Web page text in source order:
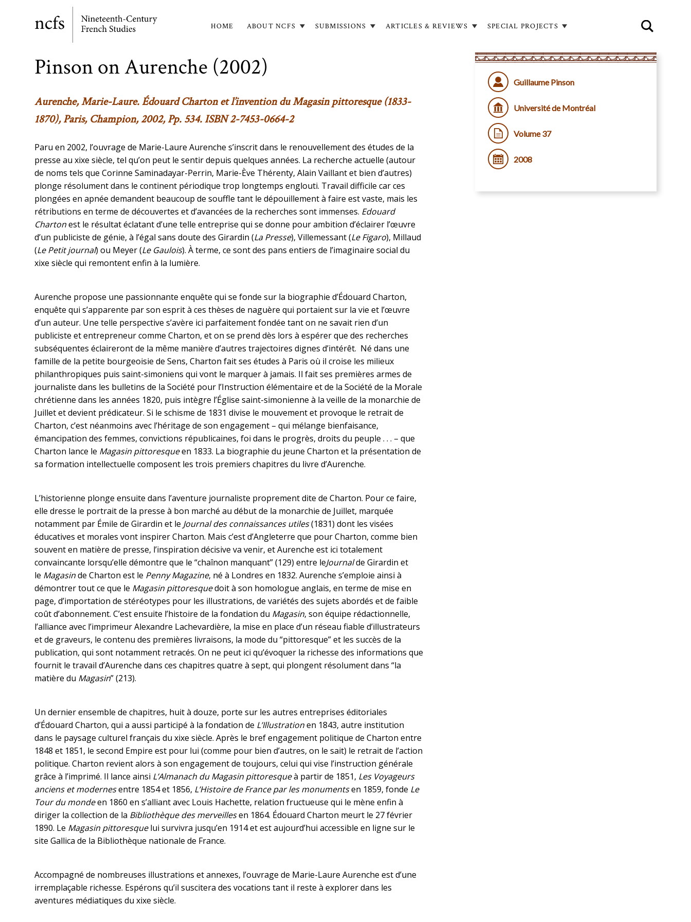
Main
navigation
HOME ABOUT NCFS SUBMISSIONS ARTICLES & REVIEWS SPECIAL PROJECTS
Pinson on Aurenche (2002)
Aurenche, Marie-Laure.Édouard Charton et l’invention duMagasin pittoresque(1833-
1870), Paris, Champion, 2002, Pp. 534. ISBN 2-7453-0664-2
Paru en 2002, l’ouvrage de Marie-Laure Aurenche s’inscrit dans le renouvellement des études de la
presse au xixe siècle, tel qu’on peut le sentir depuis quelques années. La recherche actuelle (autour
de noms tels que Corinne Saminadayar-Perrin, Marie-Ève Thérenty, Alain Vaillant et bien d’autres)
plonge résolument dans le continent périodique trop longtemps englouti. Travail difficile car ces
plongées en apnée demandent beaucoup de souffle tant le dépouillement à faire est vaste, mais les
rétributions en terme de découvertes et d’avancées de la recherches sont immenses. Edouard
Chartonest le résultat éclatant d’une telle entreprise qui se donne pour ambition d’éclairer l’œuvre
d’un publiciste de génie, à l’égal sans doute des Girardin (La Presse), Villemessant (Le Figaro), Millaud
(Le Petit journal) ou Meyer (Le Gaulois). À terme, ce sont des pans entiers de l’imaginaire social du
xixe siècle qui remontent enfin à la lumière.
Aurenche propose une passionnante enquête qui se fonde sur la biographie d’Édouard Charton,
enquête qui s’apparente par son esprit à ces thèses de naguère qui portaient sur la vie et l’œuvre
d’un auteur. Une telle perspective s’avère ici parfaitement fondée tant on ne savait rien d’un
publiciste et entrepreneur comme Charton, et on se prend dès lors à espérer que des recherches
subséquentes éclaireront de la même manière d’autres trajectoires dignes d’intérêt. Né dans une
famille de la petite bourgeoisie de Sens, Charton fait ses études à Paris où il croise les milieux
philanthropiques puis saint-simoniens qui vont le marquer à jamais. Il fait ses premières armes de
journaliste dans les bulletins de la Société pour l’Instruction élémentaire et de la Société de la Morale
chrétienne dans les années 1820, puis intègre l’Église saint-simonienne à la veille de la monarchie de
Juillet et devient prédicateur. Si le schisme de 1831 divise le mouvement et provoque le retrait de
Charton, c’est néanmoins avec l’héritage de son engagement – qui mélange bienfaisance,
émancipation des femmes, convictions républicaines, foi dans le progrès, droits du peuple . . . – que
Charton lance le Magasin pittoresqueen 1833. La biographie du jeune Charton et la présentation de
sa formation intellectuelle composent les trois premiers chapitres du livre d’Aurenche.
L’historienne plonge ensuite dans l’aventure journaliste proprement dite de Charton. Pour ce faire,
elle dresse le portrait de la presse à bon marché au début de la monarchie de Juillet, marquée
notamment par Émile de Girardin et le Journal des connaissances utiles(1831) dont les visées
éducatives et morales vont inspirer Charton. Mais c’est d’Angleterre que pour Charton, comme bien
souvent en matière de presse, l’inspiration décisive va venir, et Aurenche est ici totalement
convaincante lorsqu’elle démontre que le “chaînon manquant” (129) entre leJournalde Girardin et
le Magasinde Charton est le Penny Magazine, né à Londres en 1832. Aurenche s’emploie ainsi à
démontrer tout ce que le Magasin pittoresquedoit à son homologue anglais, en terme de mise en
page, d’importation de stéréotypes pour les illustrations, de variétés des sujets abordés et de faible
coût d’abonnement. C’est ensuite l’histoire de la fondation du Magasin, son équipe rédactionnelle,
l’alliance avec l’imprimeur Alexandre Lachevardière, la mise en place d’un réseau fiable d’illustrateurs
et de graveurs, le contenu des premières livraisons, la mode du “pittoresque” et les succès de la
publication, qui sont notamment retracés. On ne peut ici qu’évoquer la richesse des informations que
fournit le travail d’Aurenche dans ces chapitres quatre à sept, qui plongent résolument dans “la
matière du Magasin” (213).
Un dernier ensemble de chapitres, huit à douze, porte sur les autres entreprises éditoriales
d’Édouard Charton, qui a aussi participé à la fondation de L’Illustrationen 1843, autre institution
dans le paysage culturel français du xixe siècle. Après le bref engagement politique de Charton entre
1848 et 1851, le second Empire est pour lui (comme pour bien d’autres, on le sait) le retrait de l’action
politique. Charton revient alors à son engagement de toujours, celui qui vise l’instruction générale
grâce à l’imprimé. Il lance ainsi L’Almanach du Magasin pittoresqueà partir de 1851, Les Voyageurs
anciens et modernesentre 1854 et 1856, L’Histoire de France par les monumentsen 1859, fonde Le
Tour du mondeen 1860 en s’alliant avec Louis Hachette, relation fructueuse qui le mène enfin à
diriger la collection de la Bibliothèque des merveillesen 1864. Édouard Charton meurt le 27 février
1890. Le Magasin pittoresquelui survivra jusqu’en 1914 et est aujourd’hui accessible en ligne sur le
site Gallica de la Bibliothèque nationale de France.
Accompagné de nombreuses illustrations et annexes, l’ouvrage de Marie-Laure Aurenche est d’une
irremplaçable richesse. Espérons qu’il suscitera des vocations tant il reste à explorer dans les
aventures médiatiques du xixe siècle.
Guillaume Pinson
Université de Montréal
Volume 37
2008